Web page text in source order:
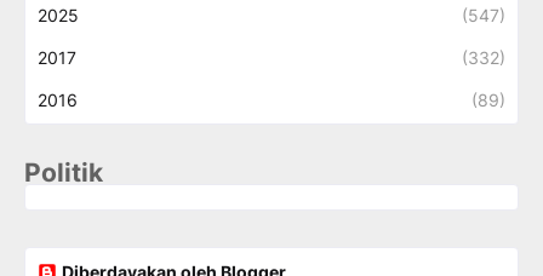
2025 (547)
2017 (332)
2016 (89)
Politik
Diberdayakan oleh Blogger